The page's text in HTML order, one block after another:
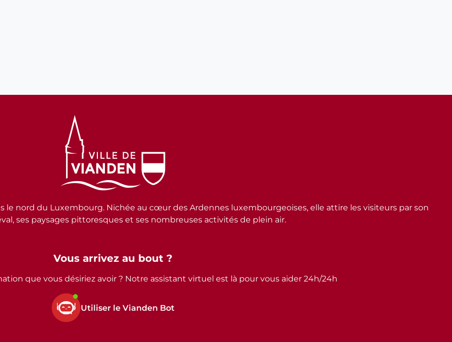
Vous arrivez au bout ?
que vous désiriez avoir ? Notre assistant virtuel est là pour vous aider 24h/24h
Utiliser le Vianden Bot
nord du Luxembourg. Nichée au cœur des Ardennes luxembourgeoises, elle attire les visiteurs par son
ses paysages pittoresques et ses nombreuses activités de plein air.